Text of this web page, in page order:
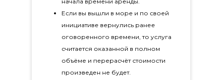
Если вы вышли в море и по своей
инициативе вернулись ранее
оговоренного времени, то услуга
считается оказанной в полном
объёме и перерасчёт стоимости
произведен не будет.